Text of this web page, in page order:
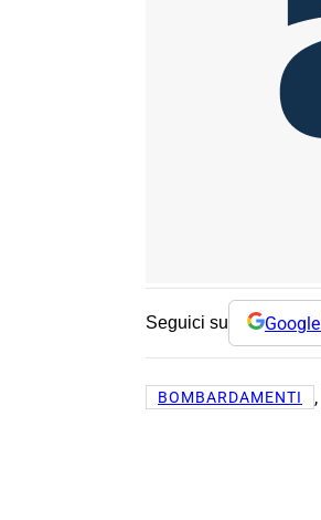
Seguici su Google
BOMBARDAMENTI ,